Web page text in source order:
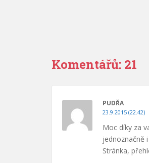
Komentářů: 21
PUDŘA
23.9.2015 (22.42)
Moc díky za
jednoznačně
Stránka,